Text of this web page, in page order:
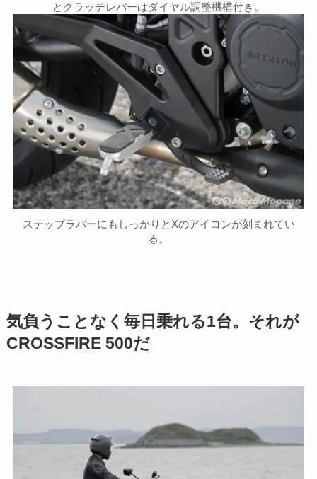
とクラッチレバーはダイヤル調整機構付き。
ステップラバーにもしっかりとXのアイコンが刻まれてい
る。
気負うことなく毎日乗れる1台。それが
CROSSFIRE 500だ